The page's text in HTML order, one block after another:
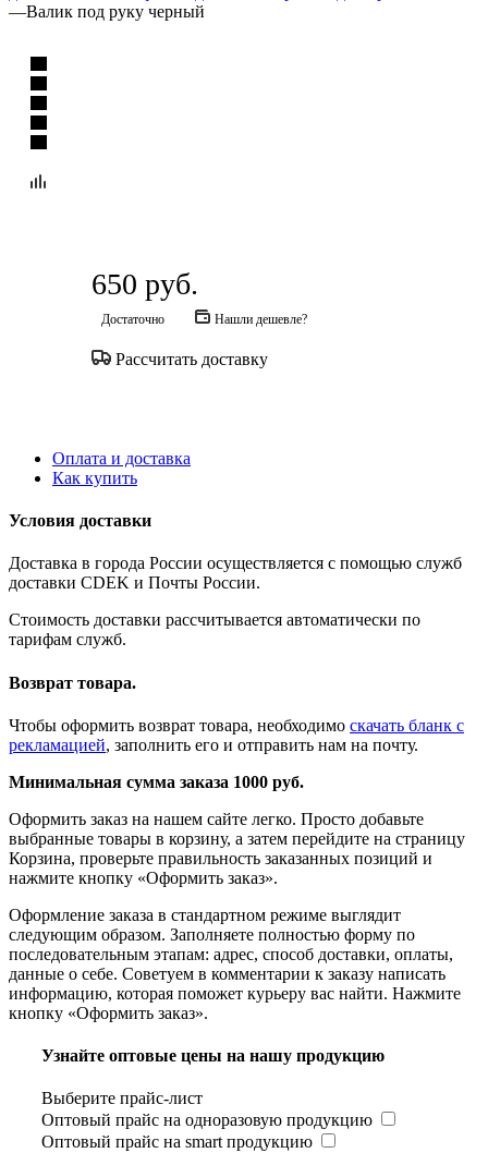
—Валик под руку черный
650 руб.
Достаточно Нашли дешевле?
Рассчитать доставку
Оплата и доставка
Как купить
Условия доставки
Доставка в города России осуществляется с помощью служб
доставки CDEK и Почты России.
Стоимость доставки рассчитывается автоматически по
тарифам служб.
Возврат товара.
Чтобы оформить возврат товара, необходимо скачать бланк с
рекламацией, заполнить его и отправить нам на почту.
Минимальная сумма заказа 1000 руб.
Оформить заказ на нашем сайте легко. Просто добавьте
выбранные товары в корзину, а затем перейдите на страницу
Корзина, проверьте правильность заказанных позиций и
нажмите кнопку «Оформить заказ».
Оформление заказа в стандартном режиме выглядит
следующим образом. Заполняете полностью форму по
последовательным этапам: адрес, способ доставки, оплаты,
данные о себе. Советуем в комментарии к заказу написать
информацию, которая поможет курьеру вас найти. Нажмите
кнопку «Оформить заказ».
Узнайте оптовые цены на нашу продукцию
Выберите прайс-лист
Оптовый прайс на одноразовую продукцию
Оптовый прайс на smart продукцию